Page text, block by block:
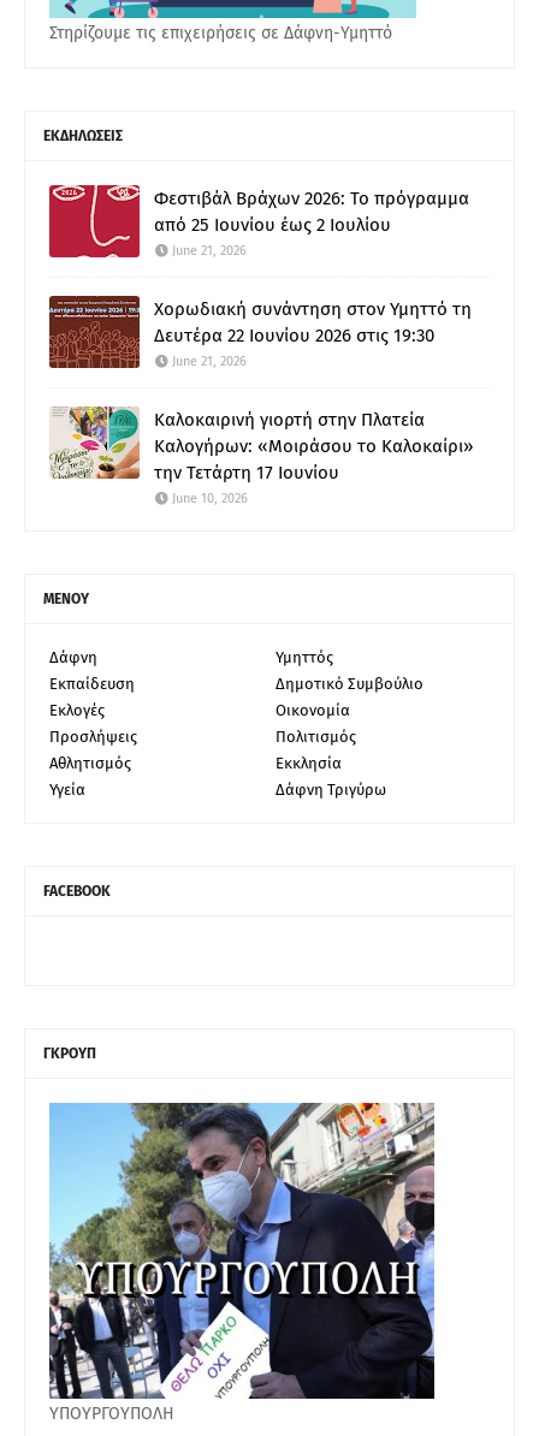
Στηρίζουμε τις επιχειρήσεις σε Δάφνη-Υμηττό
ΕΚΔΗΛΩΣΕΙΣ
Φεστιβάλ Βράχων 2026: Το πρόγραμμα
από 25 Ιουνίου έως 2 Ιουλίου
June 21, 2026
Χορωδιακή συνάντηση στον Υμηττό τη
Δευτέρα 22 Ιουνίου 2026 στις 19:30
June 21, 2026
Καλοκαιρινή γιορτή στην Πλατεία
Καλογήρων: «Μοιράσου το Καλοκαίρι»
την Τετάρτη 17 Ιουνίου
June 10, 2026
ΜΕΝΟΥ
Δάφνη
Υμηττός
Εκπαίδευση
Δημοτικό Συμβούλιο
Εκλογές
Οικονομία
Προσλήψεις
Πολιτισμός
Αθλητισμός
Εκκλησία
Υγεία
Δάφνη Τριγύρω
FACEBOOK
ΓΚΡΟΥΠ
ΥΠΟΥΡΓΟΥΠΟΛΗ